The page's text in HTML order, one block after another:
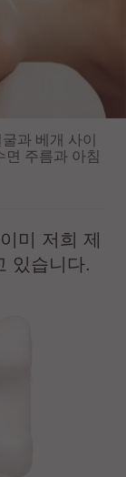
과 베개 사이
주름과 아침
미 저희 제
있습니다.